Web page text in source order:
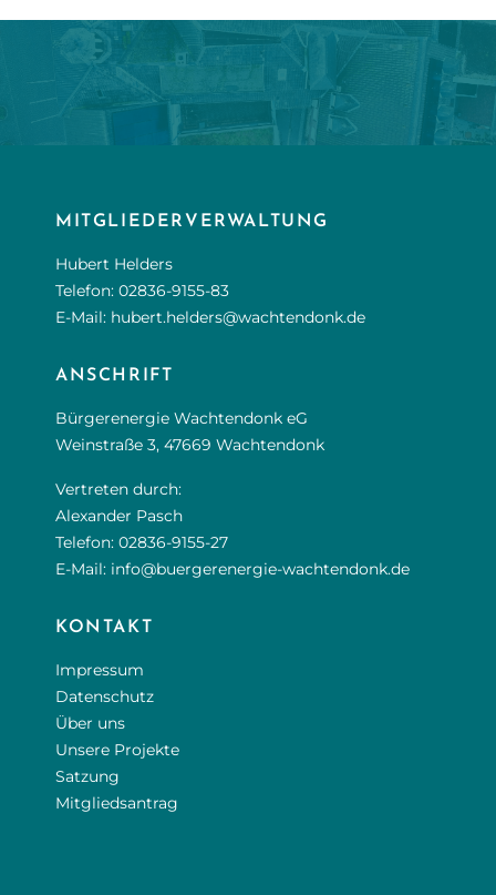
MITGLIEDERVERWALTUNG
Hubert Helders
Telefon: 02836-9155-83
E-Mail: hubert.helders@wachtendonk.de
ANSCHRIFT
Bürgerenergie Wachtendonk eG
Weinstraße 3, 47669 Wachtendonk
Vertreten durch:
Alexander Pasch
Telefon: 02836-9155-27
E-Mail: info@buergerenergie-wachtendonk.de
KONTAKT
Impressum
Datenschutz
Über uns
Unsere Projekte
Satzung
Mitgliedsantrag